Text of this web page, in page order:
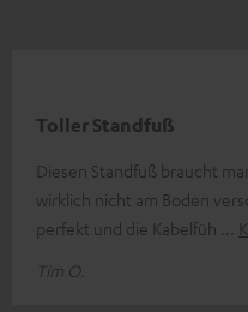
Toller Standfuß
Diesen Standfuß braucht
wirklich nicht am Boden
perfekt und die Kabelfüh
Tim O.